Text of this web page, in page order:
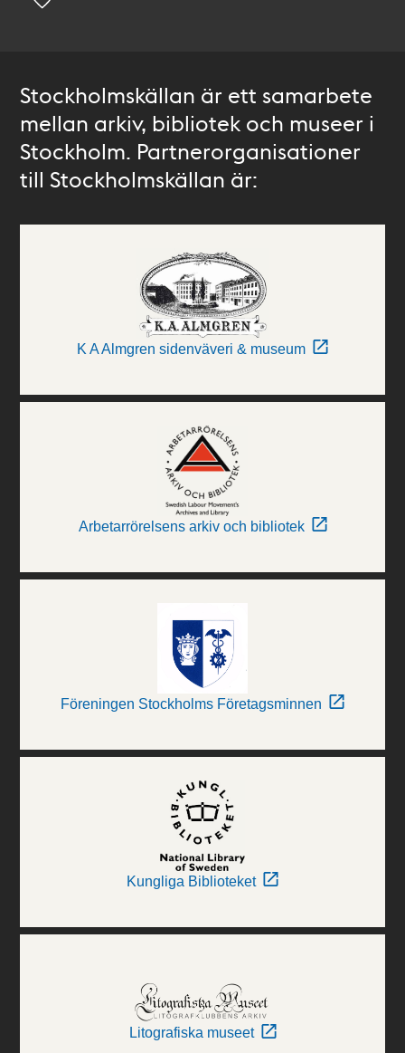
Stockholmskällan är ett samarbete
mellan arkiv, bibliotek och museer i
Stockholm. Partnerorganisationer
till Stockholmskällan är:
K A Almgren sidenväveri & museum
Arbetarrörelsens arkiv och bibliotek
Föreningen Stockholms Företagsminnen
Kungliga Biblioteket
Litografiska museet